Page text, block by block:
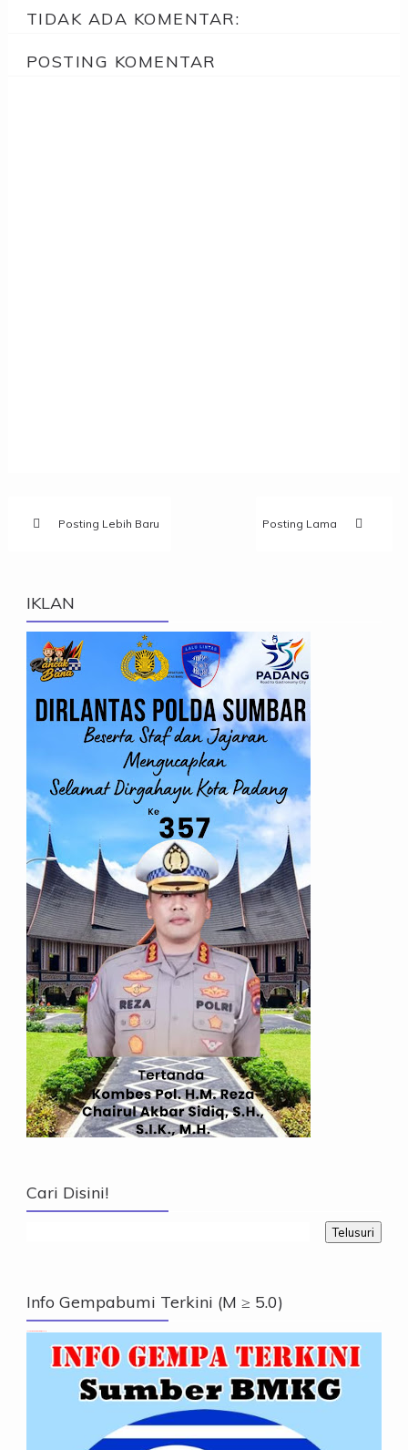
TIDAK ADA KOMENTAR:
POSTING KOMENTAR
Posting Lebih Baru Posting Lama
IKLAN
Cari Disini!
Info Gempabumi Terkini (M ≥ 5.0)